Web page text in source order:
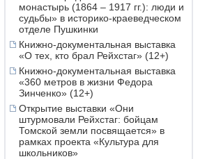
монастырь (1864 – 1917 гг.): люди и
судьбы» в историко-краеведческом
отделе Пушкинки
Книжно-документальная выставка
«О тех, кто брал Рейхстаг» (12+)
Книжно-документальная выставка
«360 метров в жизни Федора
Зинченко» (12+)
Открытие выставки «Они
штурмовали Рейхстаг: бойцам
Томской земли посвящается» в
рамках проекта «Культура для
школьников»